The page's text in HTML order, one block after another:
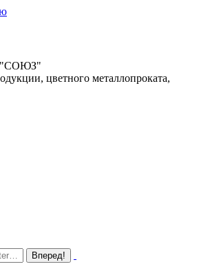
"СОЮЗ"
цветного металлопроката,